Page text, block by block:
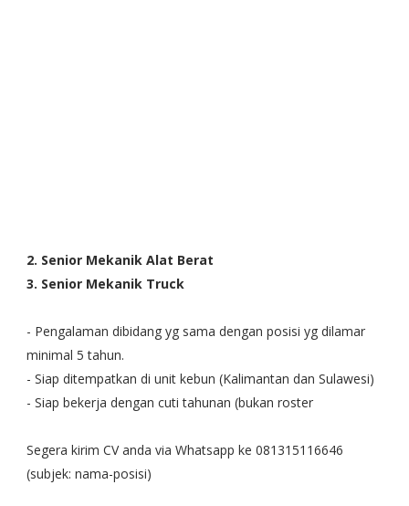
2. Senior Mekanik Alat Berat
3. Senior Mekanik Truck
- Pengalaman dibidang yg sama dengan posisi yg dilamar
minimal 5 tahun.
- Siap ditempatkan di unit kebun (Kalimantan dan Sulawesi)
- Siap bekerja dengan cuti tahunan (bukan roster
Segera kirim CV anda via Whatsapp ke 081315116646
(subjek: nama-posisi)